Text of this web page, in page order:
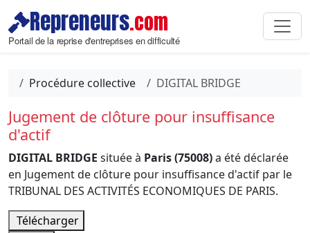
Repreneurs.com
Portail de la reprise d'entreprises en difficulté
Procédure collective DIGITAL BRIDGE
Jugement de clôture pour insuffisance
d'actif
DIGITAL BRIDGE située à Paris (75008)a été déclarée
en Jugement de clôture pour insuffisance d'actif par le
TRIBUNAL DES ACTIVITÉS ECONOMIQUES DE PARIS.
Télécharger